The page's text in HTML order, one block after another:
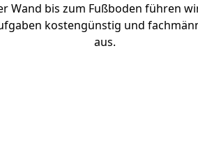
Wand bis zum Fußboden führen
kostengünstig und
aus.